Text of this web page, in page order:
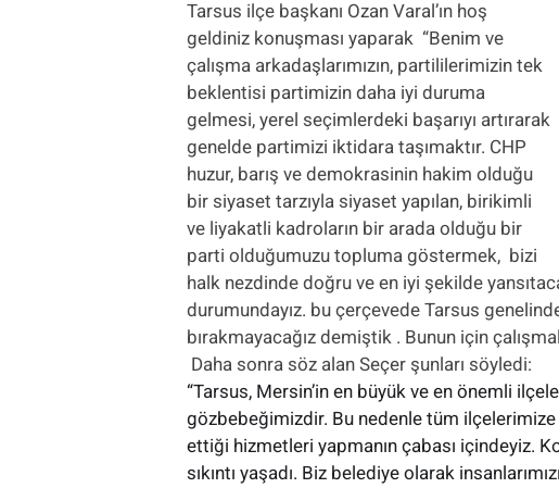
Tarsus ilçe başkanı Ozan Varal’ın hoş
geldiniz konuşması yaparak “Benim ve
çalışma arkadaşlarımızın, partililerimizin tek
beklentisi partimizin daha iyi duruma
gelmesi, yerel seçimlerdeki başarıyı artırarak
genelde partimizi iktidara taşımaktır. CHP
huzur, barış ve demokrasinin hakim olduğu
bir siyaset tarzıyla siyaset yapılan, birikimli
ve liyakatli kadroların bir arada olduğu bir
parti olduğumuzu topluma göstermek, bizi
halk nezdinde doğru ve en iyi şekilde
durumundayız. bu çerçevede Tarsus
bırakmayacağız demiştik . Bunun için
Daha sonra söz alan Seçer şunları söyledi:
“Tarsus, Mersin’in en büyük ve en önemli
gözbebeğimizdir. Bu nedenle tüm ilçelerimize
ettiği hizmetleri yapmanın çabası içindeyiz.
sıkıntı yaşadı. Biz belediye olarak